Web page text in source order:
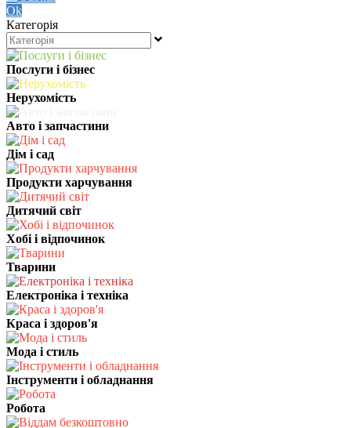
Ok
Категорія
Послуги і бізнес
Нерухомість
Авто і запчастини
Дім і сад
Продукти харчування
Дитячий світ
Хобі і відпочинок
Тварини
Електроніка і техніка
Краса і здоров'я
Мода і стиль
Інструменти і обладнання
Робота